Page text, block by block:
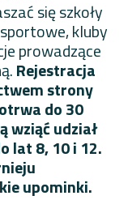
się szkoły
kluby
prowadzące
Rejestracja
strony
do 30
wziąć udział
lat 8, 10 i 12.
upominki.